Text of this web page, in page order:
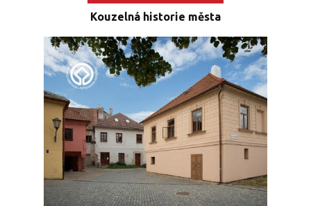
Kouzelná historie města